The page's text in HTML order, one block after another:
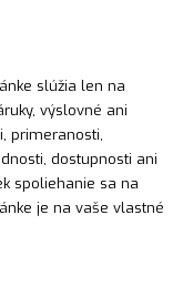
slúžia len na
výslovné ani
primeranosti,
dostupnosti ani
spoliehanie sa na
je na vaše vlastné